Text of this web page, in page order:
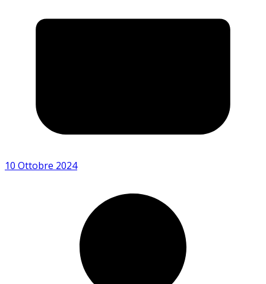
10 Ottobre 2024